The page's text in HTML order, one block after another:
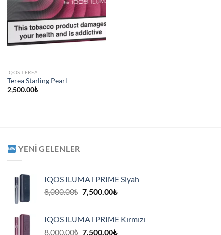
IQOS TEREA
Terea Starling Pearl
2,500.00₺
YENI GELENLER
IQOS ILUMA i PRIME Siyah
8,000.00₺ Orijinal
7,500.00₺Şu
7,500.00₺.
IQOS ILUMA i PRIME Kırmızı
8,000.00₺ Orijinal
7,500.00₺Şu